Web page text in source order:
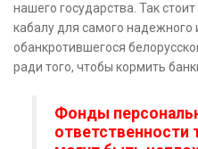
нашего государства. Так
кабалу для самого надежного
обанкротившегося
ради того, чтобы кормить
Фонды
ответственности